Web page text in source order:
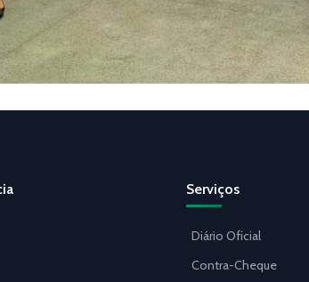
Serviços
Diário Oficial
Contra-Cheque